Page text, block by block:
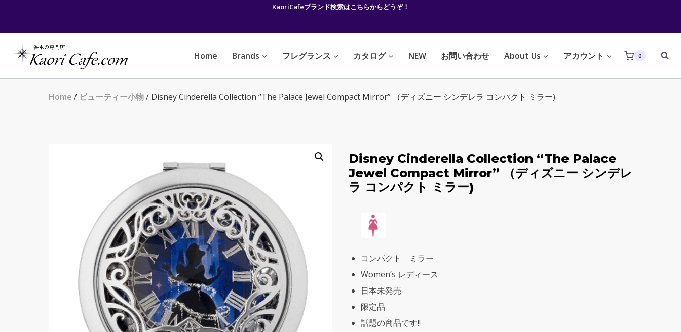
content
KaoriCafeブランド検索はこちらからどうぞ！
Home Brands フレグランス カタログ NEW お問い合わせ About Us アカウント 0
Home / ビューティー小物/ Disney Cinderella Collection “The Palace Jewel Compact Mirror” （ディズニー シンデレラ コンパクト ミラー)
Disney Cinderella Collection “The Palace
Jewel Compact Mirror” （ディズニー シンデレ
ラ コンパクト ミラー)
コンパクト ミラー
Women’s レディース
日本未発売
限定品
話題の商品です!!